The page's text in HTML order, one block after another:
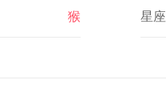
猴 星座